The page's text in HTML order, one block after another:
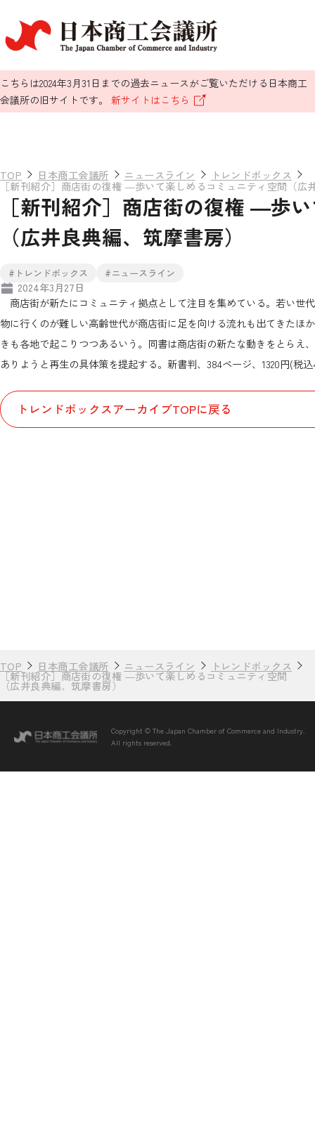
こちらは2024年3月31日までの過去ニュースがご覧いただける日本商工
会議所の旧サイトです。 新サイトはこちら
TOP 日本商工会議所 ニュースライン トレンドボックス
［新刊紹介］商店街の復権 ―歩いて楽しめるコミュニティ空間（広
［新刊紹介］商店街の復権 ―歩
（広井良典編、筑摩書房）
#トレンドボックス #ニュースライン
2024年3月27日
商店街が新たにコミュニティ拠点として注目を集めている。若い世
物に行くのが難しい高齢世代が商店街に足を向ける流れも出てきたほ
きも各地で起こりつつあるいう。同書は商店街の新たな動きをとら
ありようと再生の具体策を提起する。新書判、384ページ、1320円(税
トレンドボックスアーカイブTOPに戻る
TOP 日本商工会議所 ニュースライン トレンドボックス
［新刊紹介］商店街の復権 ―歩いて楽しめるコミュニティ空間
（広井良典編、筑摩書房）
Copyright © The Japan Chamber of Commerce and Industry.
All rights reserved.